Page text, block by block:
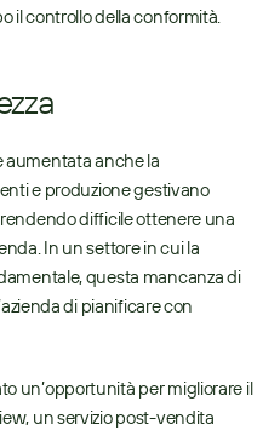
il controllo della conformità.
aumentata anche la
e produzione gestivano
difficile ottenere una
In un settore in cui la
questa mancanza di
di pianificare con
un’opportunità per migliorare il
un servizio post-vendita